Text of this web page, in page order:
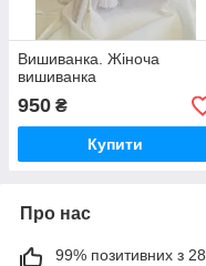
Вишиванка. Жіноча
вишиванка
950 ₴
Купити
Про нас
99% позитивних з